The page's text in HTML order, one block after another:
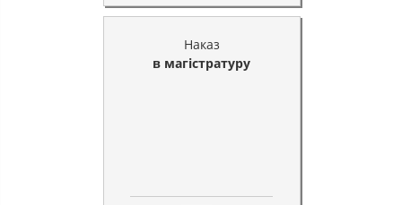
Наказ
в магістратуру